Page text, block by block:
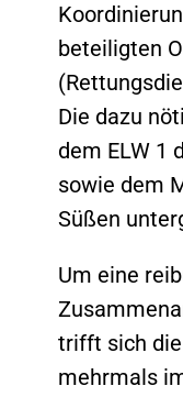
beteiligten
Die dazu
dem ELW 1
sowie dem
Süßen
Um eine
trifft sich
mehrmals